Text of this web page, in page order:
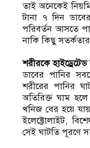
তাই অনেকেই
টানা ৭ দিন
পরিবর্তন আসতে
নাকি কিছু
শরীরকে হাইড্রেটেড
ডাবের পানির
শরীরের পানির
অতিরিক্ত ঘাম
খনিজ বের হয়ে
ইলেক্ট্রোলাইট,
সেই ঘাটতি পূরণে